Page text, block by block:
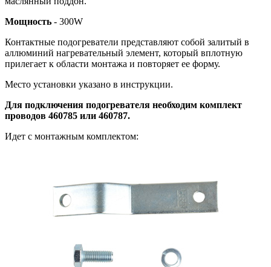
Мощность - 300W
Контактные подогреватели представляют собой залитый в
аллюминий нагревательный элемент, который вплотную
прилегает к области монтажа и повторяет ее форму.
Место установки указано в инструкции.
Для подключения подогревателя необходим комплект
проводов 460785 или 460787.
Идет с монтажным комплектом: